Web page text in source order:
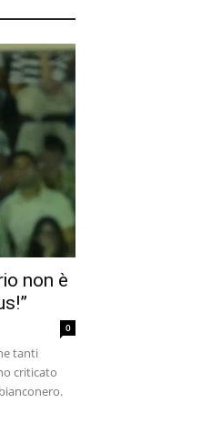
non è
0
tanti
criticato